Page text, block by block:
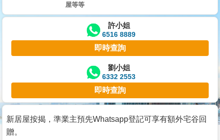
交
業
主
宅
谷
按
屋等等
許小姐
6516 8889
即時查詢
劉小姐
6332 2553
即時查詢
新居屋按揭，準業主預先Whatsapp登記可享有額外宅谷回
贈。